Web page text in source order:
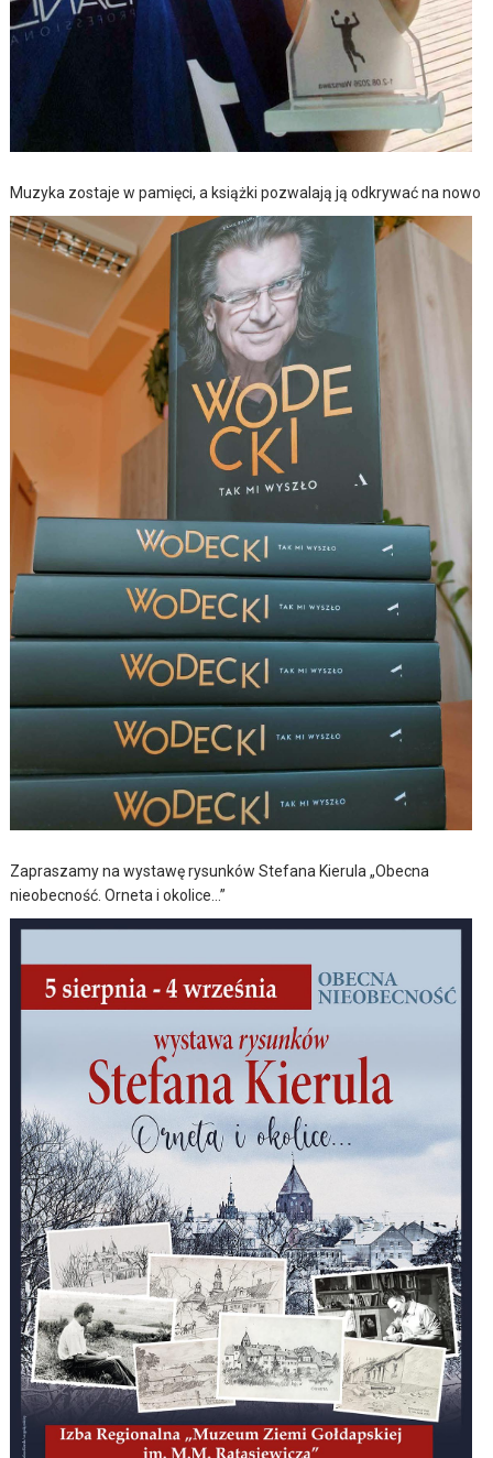
Muzyka zostaje w pamięci, a książki pozwalają ją odkrywać na nowo
Zapraszamy na wystawę rysunków Stefana Kierula „Obecna
nieobecność. Orneta i okolice…”